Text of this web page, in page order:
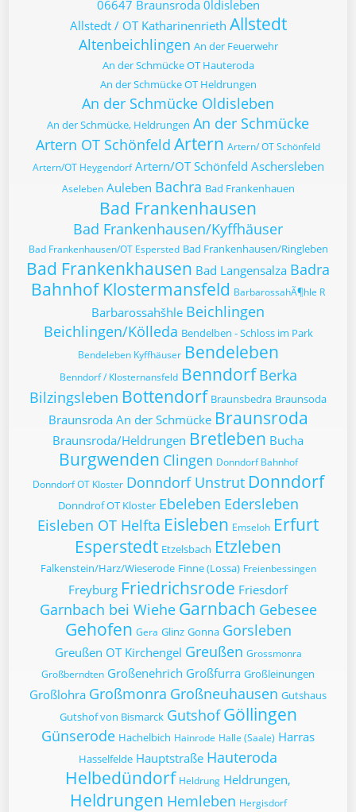
06647 Braunsroda 0ldisleben
Allstedt / OT Katharinenrieth Allstedt
Altenbeichlingen An der Feuerwehr
An der Schmücke OT Hauteroda
An der Schmücke OT Heldrungen
An der Schmücke Oldisleben
An der Schmücke, Heldrungen An der Schmücke
Artern OT Schönfeld Artern Artern/ OT Schönfeld
Artern/OT Heygendorf Artern/OT Schönfeld Aschersleben
Aseleben Auleben Bachra Bad Frankenhauen
Bad Frankenhausen
Bad Frankenhausen/Kyffhäuser
Bad Frankenhausen/OT Espersted Bad Frankenhausen/Ringleben
Bad Frankenkhausen Bad Langensalza Badra
Bahnhof Klostermansfeld BarbarossahÃ¶hle R
Barbarossahšhle Beichlingen
Beichlingen/Kölleda Bendelben - Schloss im Park
Bendeleben Kyffhäuser Bendeleben
Benndorf / Klosternansfeld Benndorf Berka
Bilzingsleben Bottendorf Braunsbedra Braunsoda
Braunsroda An der Schmücke Braunsroda
Braunsroda/Heldrungen Bretleben Bucha
Burgwenden Clingen Donndorf Bahnhof
Donndorf OT Kloster Donndorf Unstrut Donndorf
Donndrof OT Kloster Ebeleben Edersleben
Eisleben OT Helfta Eisleben Emseloh Erfurt
Esperstedt Etzelsbach Etzleben
Falkenstein/Harz/Wieserode Finne (Lossa) Freienbessingen
Freyburg Friedrichsrode Friesdorf
Garnbach bei Wiehe Garnbach Gebesee
Gehofen Gera Glinz Gonna Gorsleben
Greußen OT Kirchengel Greußen Grossmonra
Großberndten Großenehrich Großfurra Großleinungen
Großlohra Großmonra Großneuhausen Gutshaus
Gutshof von Bismarck Gutshof Göllingen
Günserode Hachelbich Hainrode Halle (Saale) Harras
Hasselfelde Hauptstraße Hauteroda
Helbedündorf Heldrung Heldrungen,
Heldrungen Hemleben Hergisdorf